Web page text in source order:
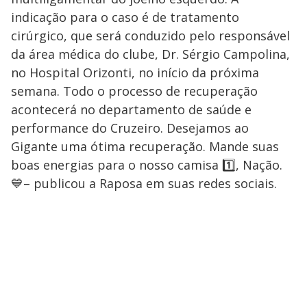
indicação para o caso é de tratamento
cirúrgico, que será conduzido pelo responsável
da área médica do clube, Dr. Sérgio Campolina,
no Hospital Orizonti, no início da próxima
semana. Todo o processo de recuperação
acontecerá no departamento de saúde e
performance do Cruzeiro. Desejamos ao
Gigante uma ótima recuperação. Mande suas
boas energias para o nosso camisa 1️⃣, Nação.
💙– publicou a Raposa em suas redes sociais.